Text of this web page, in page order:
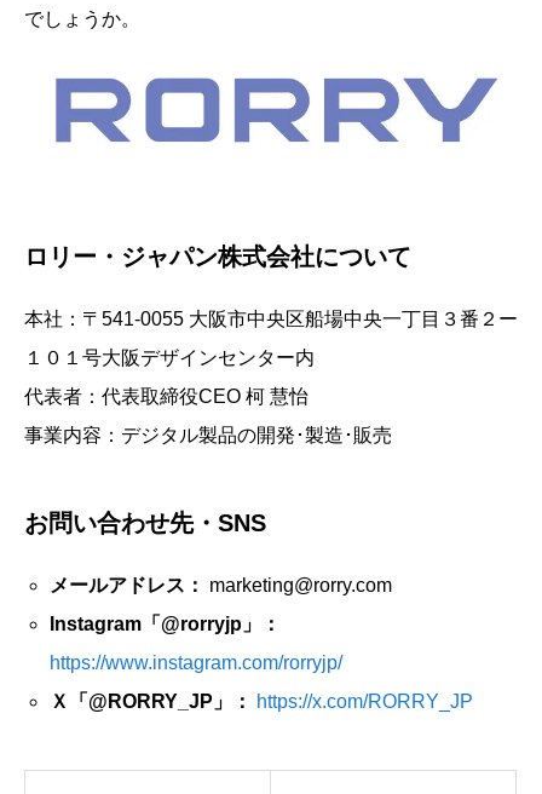
でしょうか。
ロリー・ジャパン株式会社について
本社：〒541-0055 大阪市中央区船場中央一丁目３番２ー
１０１号大阪デザインセンター内
代表者：代表取締役CEO 柯 慧怡
事業内容：デジタル製品の開発･製造･販売
お問い合わせ先・SNS
メールアドレス：
marketing@rorry.com
Instagram「@rorryjp」：
https://www.instagram.com/rorryjp/
Ｘ「@RORRY_JP」：
https://x.com/RORRY_JP